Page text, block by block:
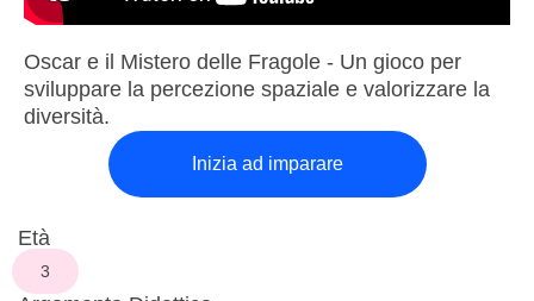
Oscar e il Mistero delle Fragole - Un gioco per
sviluppare la percezione spaziale e valorizzare la
diversità.
Inizia ad imparare
Età
3